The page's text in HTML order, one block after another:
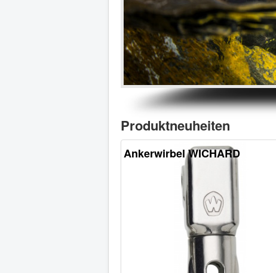
Produktneuheiten
Ankerwirbel WICHARD